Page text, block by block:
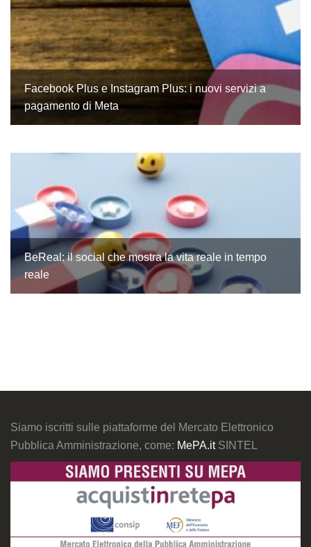
Facebook Plus e Instagram Plus: i nuovi servizi a
pagamento di Meta
BeReal: il social che mostra la vita reale in tempo
reale
Siamo iscritti sulle piattaforme del Mercato Elettronico
Pubblica Amministrazione, come: MePA.it SINTEL